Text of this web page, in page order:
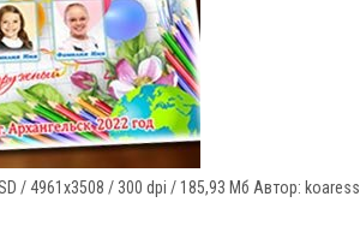
/ 4961x3508 / 300 dpi / 185,93 Мб Автор: koaress